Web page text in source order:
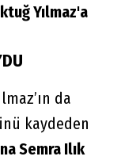
Yılmaz'a
da
kaydeden
Semra Ilık